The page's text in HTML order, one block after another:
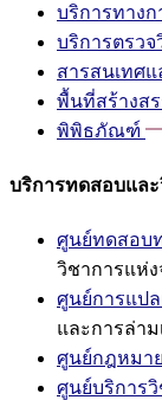
บริการทาง
บริการตรว
สารสนเทศ
พื้นที่สร้างส
พิพิธภัณฑ์
บริการทดสอบแล
ศูนย์ทดสอบ
วิชาการแห่ง
ศูนย์การแป
และการล่า
ศูนย์กฎหมา
ศูนย์บริการ